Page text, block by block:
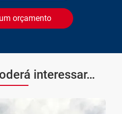
orçamento
interessar…